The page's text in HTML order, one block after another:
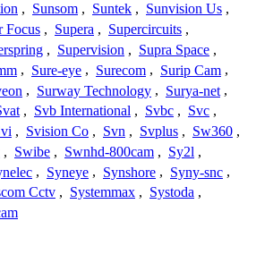
, Sunsom , Suntek , Sunvision Us ,
Focus , Supera , Supercircuits ,
, Supervision , Supra Space ,
, Sure-eye , Surecom , Surip Cam ,
, Surway Technology , Surya-net ,
, Svb International , Svbc , Svc ,
, Svision Co , Svn , Svplus , Sw360 ,
, Swibe , Swnhd-800cam , Sy2l ,
, Syneye , Synshore , Syny-snc ,
Cctv , Systemmax , Systoda ,